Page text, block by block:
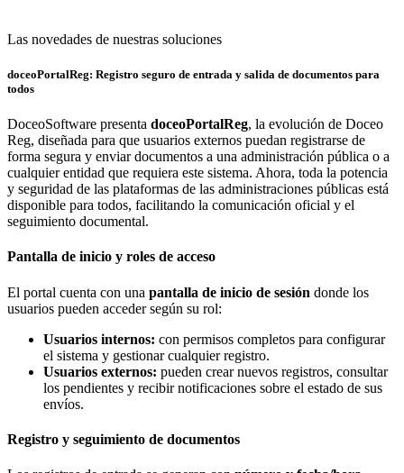
Las novedades de nuestras soluciones
doceoPortalReg: Registro seguro de entrada y salida de documentos para
todos
DoceoSoftware presenta doceoPortalReg, la evolución de Doceo
Reg, diseñada para que usuarios externos puedan registrarse de
forma segura y enviar documentos a una administración pública o a
cualquier entidad que requiera este sistema. Ahora, toda la potencia
y seguridad de las plataformas de las administraciones públicas está
disponible para todos, facilitando la comunicación oficial y el
seguimiento documental.
Pantalla de inicio y roles de acceso
El portal cuenta con una pantalla de inicio de sesión donde los
usuarios pueden acceder según su rol:
Usuarios internos: con permisos completos para configurar
el sistema y gestionar cualquier registro.
Usuarios externos: pueden crear nuevos registros, consultar
los pendientes y recibir notificaciones sobre el estado de sus
envíos.
Registro y seguimiento de documentos